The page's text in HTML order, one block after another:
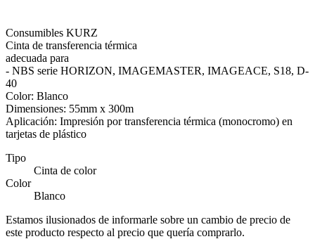
Consumibles KURZ
Cinta de transferencia térmica
adecuada para
- NBS serie HORIZON, IMAGEMASTER, IMAGEACE, S18, D-
40
Color: Blanco
Dimensiones: 55mm x 300m
Aplicación: Impresión por transferencia térmica (monocromo) en
tarjetas de plástico
Tipo
Cinta de color
Color
Blanco
Estamos ilusionados de informarle sobre un cambio de precio de
este producto respecto al precio que quería comprarlo.